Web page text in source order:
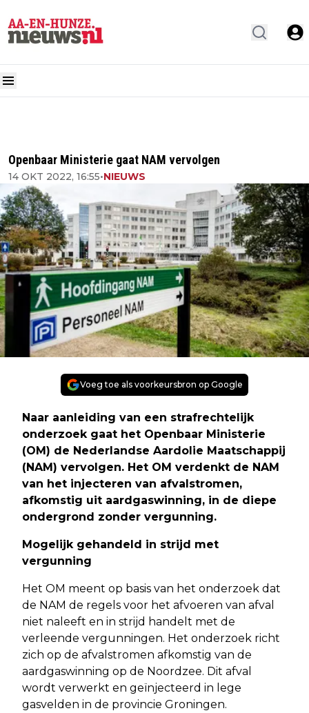
Openbaar Ministerie gaat NAM vervolgen
14 OKT 2022, 16:55•NIEUWS
Voeg toe als voorkeursbron op Google
Naar aanleiding van een strafrechtelijk
onderzoek gaat het Openbaar Ministerie
(OM) de Nederlandse Aardolie Maatschappij
(NAM) vervolgen. Het OM verdenkt de NAM
van het injecteren van afvalstromen,
afkomstig uit aardgaswinning, in de diepe
ondergrond zonder vergunning.
Mogelijk gehandeld in strijd met
vergunning
Het OM meent op basis van het onderzoek dat
de NAM de regels voor het afvoeren van afval
niet naleeft en in strijd handelt met de
verleende vergunningen. Het onderzoek richt
zich op de afvalstromen afkomstig van de
aardgaswinning op de Noordzee. Dit afval
wordt verwerkt en geïnjecteerd in lege
gasvelden in de provincie Groningen.